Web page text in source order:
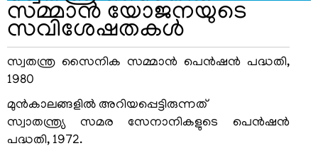
സമ്മാന്‍ യോജനയുടെ
സവിശേഷതകള്‍
സ്വതന്ത്ര സൈനിക സമ്മാന്‍ പെന്‍ഷന്‍ പദ്ധതി,
1980
മുന്‍കാലങ്ങളില്‍ അറിയപ്പെട്ടിരുന്നത്
സ്വാതന്ത്ര്യ സമര സേനാനികളുടെ പെന്‍ഷന്‍
പദ്ധതി, 1972.